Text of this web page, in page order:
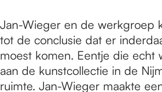
Jan-Wieger en de werkgroep
tot de conclusie dat er
moest komen. Eentje die echt
aan de kunstcollectie in de
ruimte. Jan-Wieger maakte